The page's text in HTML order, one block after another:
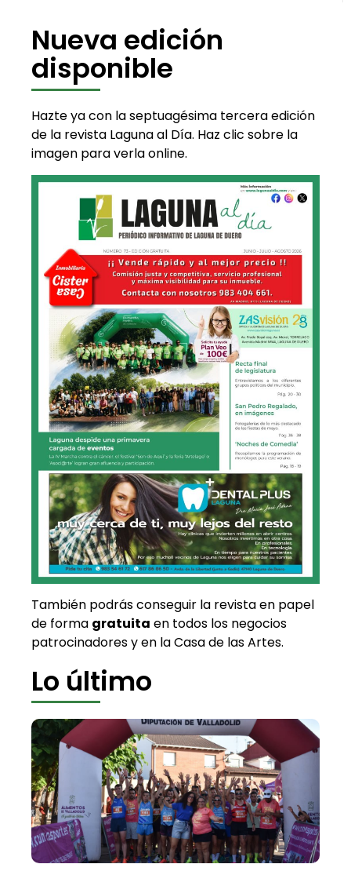
Nueva edición
disponible
Hazte ya con la septuagésima tercera edición
de la revista Laguna al Día. Haz clic sobre la
imagen para verla online.
También podrás conseguir la revista en papel
de forma gratuita en todos los negocios
patrocinadores y en la Casa de las Artes.
Lo último